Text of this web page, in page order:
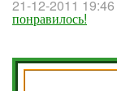
21-12-2011 19:46
понравилось!